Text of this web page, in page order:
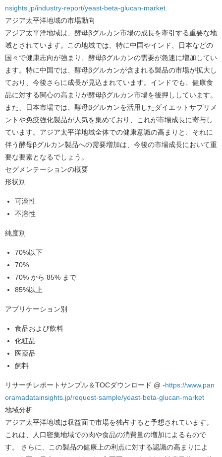
nsights.jp/industry-report/yeast-beta-glucan-market
アジア太平洋地域の市場動向
アジア太平洋地域は、酵母βグルカン市場の成長を牽引する重要な地
域とされています。この地域では、特に中国やインド、日本などの
国々で健康志向が強まり、酵母βグルカンの需要が急速に増加してい
ます。特に中国では、酵母βグルカンが含まれる製品の市場が拡大し
ており、今後さらに成長が見込まれています。インドでも、健康食
品に対する関心の高まりが酵母βグルカン市場を後押ししています。
また、日本市場では、酵母βグルカンを活用したダイエットサプリメ
ントや免疫強化製品が人気を集めており、これが市場成長に寄与し
ています。アジア太平洋地域全体での健康意識の高まりと、それに
伴う酵母βグルカン製品への需要増加は、今後の市場成長において重
要な要素となるでしょう。
セグメンテーションの概要
形状別
可溶性
不溶性
純度別
70%以下
70%
70% から 85% まで
85%以上
アプリケーション別
食品および飲料
化粧品
医薬品
飼料
リサーチレポートサンプル＆TOCダウンロード @ -https://www.pan
oramadatainsights.jp/request-sample/yeast-beta-glucan-market
地域分析
アジア太平洋地域は収益面で市場を独占すると予想されています。
これは、人口密集地域での肉や食品の消費量の増加によるもので
す。 さらに、この製品の健康上の利点に対する認識の高まりによ